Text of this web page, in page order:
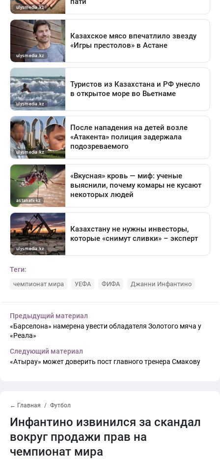
Теги:
чемпионат мира УЕФА ФИФА Джанни Инфантино
Предыдущий материал
«Барселона» намерена увести обладателя Золотого мяча у
«Реала»
Следующий материал
«Атырау» может доверить пост главного тренера Смакову
← Главная Футбол
Инфантино извинился за скандал
вокруг продажи прав на
чемпионат мира